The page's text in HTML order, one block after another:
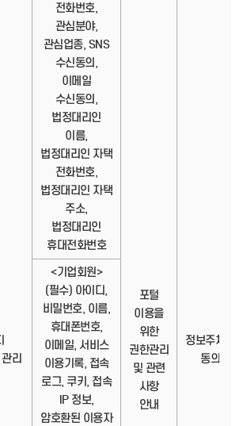
리
전화번호,
관심분야,
관심업종, SNS
수신동의,
이메일
수신동의,
법정대리인
이름,
법정대리인 자택
전화번호,
법정대리인 자택
주소,
법정대리인
휴대전화번호
포털
이용을
위한
권한관리
및 관련
사항
안내
정보주체의
동의
<기업회원>
(필수) 아이디,
비밀번호, 이름,
휴대폰번호,
이메일, 서비스
이용기록, 접속
로그, 쿠키, 접속
IP 정보,
암호환된 이용자